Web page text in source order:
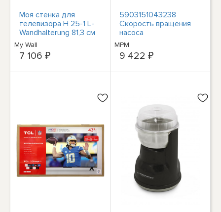
Моя стенка для
телевизора H 25-1 L-
Wandhalterung 81,3 см
(32) - 139,7 см (55)
My Wall
7 106 ₽
5903151043238
Скорость вращения
насоса
Luftumwälzpumpe
MWP-32 миль/мин
MPM
9 422 ₽